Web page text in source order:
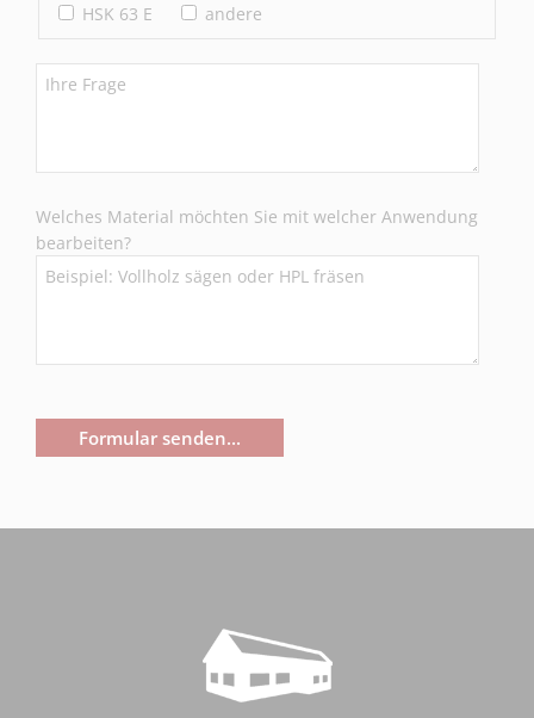
HSK 63 E
andere
Welches Material möchten Sie mit welcher Anwendung
bearbeiten?
Formular senden...